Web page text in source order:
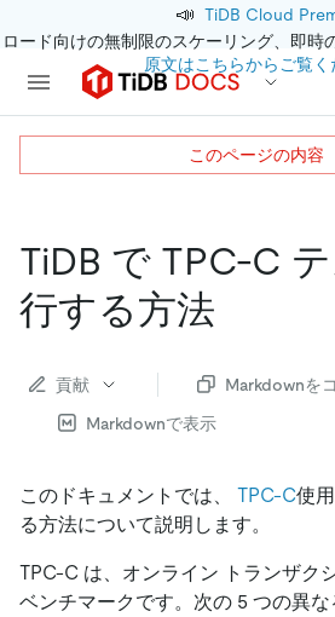
📣 TiDB Cloud
ード向けの無制限のスケーリング、即
原文はこちらからご覧く
TiDB で TPC-C
行する方法
貢献
Markdownを
Markdownで表示
このドキュメントでは、 TPC-C使
る方法について説明します。
TPC-C は、オンライン トランザク
ベンチマークです。次の 5 つの異
このページの内容